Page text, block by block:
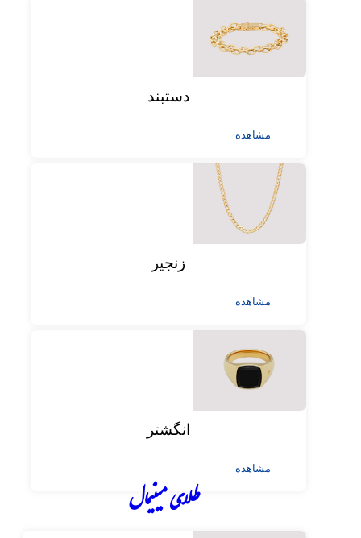
دستبند
مشاهده
زنجیر
مشاهده
انگشتر
مشاهده
طلای مینیمال